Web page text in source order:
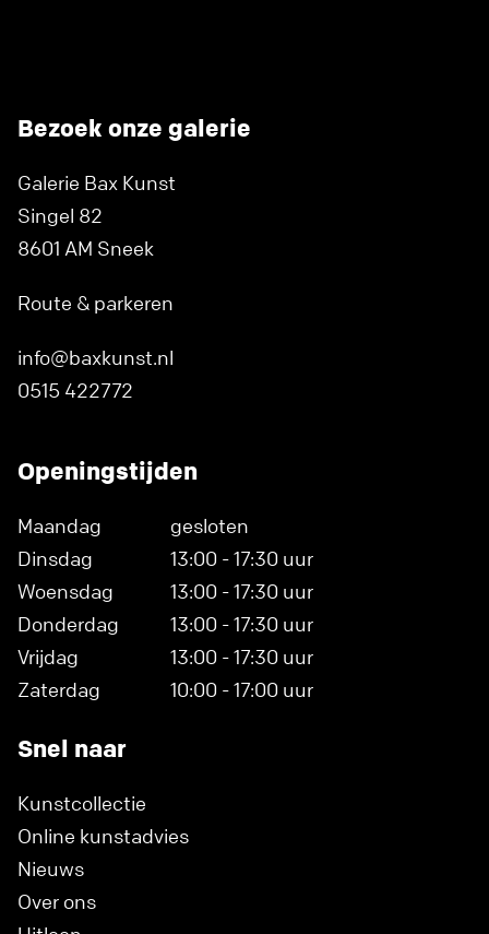
Bezoek onze galerie
Galerie Bax Kunst
Singel 82
8601 AM Sneek
Route & parkeren
info@baxkunst.nl
0515 422772
Openingstijden
Maandag
gesloten
Dinsdag
13:00 - 17:30 uur
Woensdag
13:00 - 17:30 uur
Donderdag
13:00 - 17:30 uur
Vrijdag
13:00 - 17:30 uur
Zaterdag
10:00 - 17:00 uur
Snel naar
Kunstcollectie
Online kunstadvies
Nieuws
Over ons